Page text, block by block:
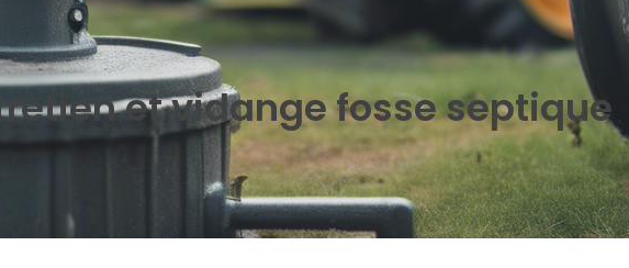
et vidange fosse septique